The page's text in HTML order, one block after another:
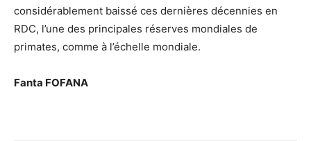
considérablement baissé ces dernières décennies en
RDC, l’une des principales réserves mondiales de
primates, comme à l’échelle mondiale.
Fanta FOFANA